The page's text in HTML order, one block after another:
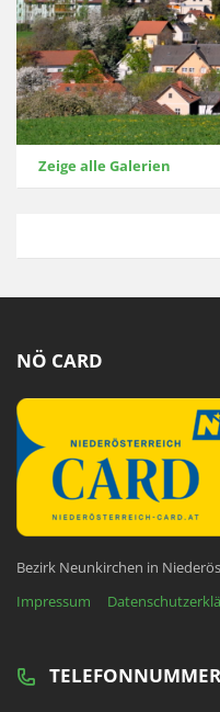
Zeige alle Galerien
NÖ CARD
Bezirk Neunkirchen in
Impressum